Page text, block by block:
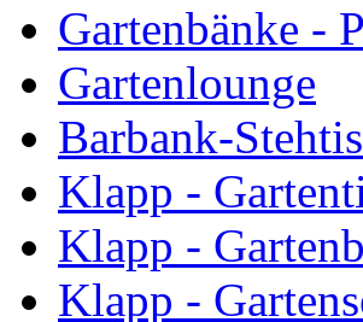
Gartenbänke -
Gartenlounge
Barbank-
Klapp -
Klapp -
Klapp -